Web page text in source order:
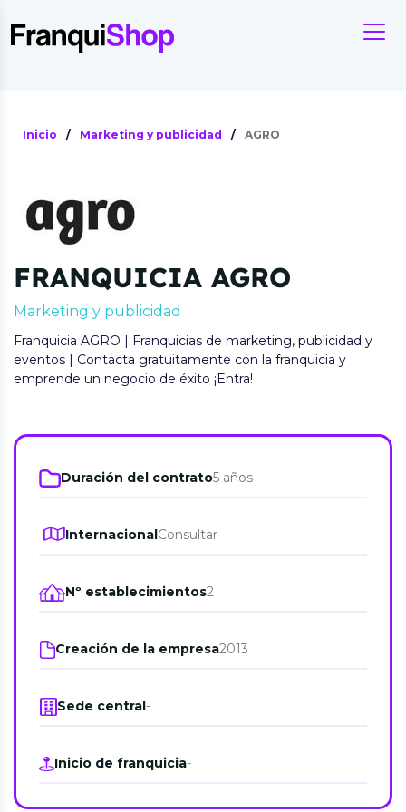
Inicio / Marketing y publicidad / AGRO
FRANQUICIA AGRO
Marketing y publicidad
Franquicia AGRO | Franquicias de marketing, publicidad y
eventos | Contacta gratuitamente con la franquicia y
emprende un negocio de éxito ¡Entra!
Duración del contrato5 años
InternacionalConsultar
Nº establecimientos2
Creación de la empresa2013
Sede central-
Inicio de franquicia-